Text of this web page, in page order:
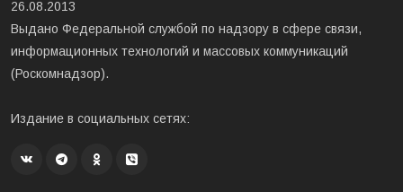
26.08.2013
Выдано Федеральной службой по надзору в сфере связи,
информационных технологий и массовых коммуникаций
(Роскомнадзор).
Издание в социальных сетях: